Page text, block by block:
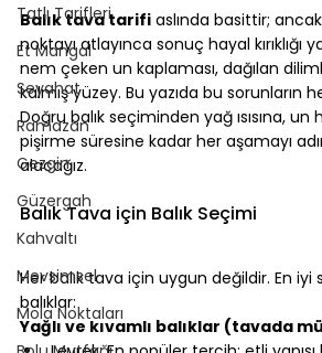
Tatlı Tarifleri
Et Mangal
Seyahat
Ramazan
Gezgin
Güzergah
Kahvaltı
Mevsimsel
Mola Noktaları
Balık tava tarifi aslında basittir;
noktayı atlayınca sonuç hayal kırıklığı
nem çeken un kaplaması, dağılan
kalmış yüzey. Bu yazıda bu sorunların
Doğru balık seçiminden yağ ısısına, un
pişirme süresine kadar her aşamayı
alacağız.
⠀
Balık Tava için Balık Seçimi
Her balık tava için uygun değildir. En
balıklar:
Yağlı ve kıvamlı balıklar (tavada